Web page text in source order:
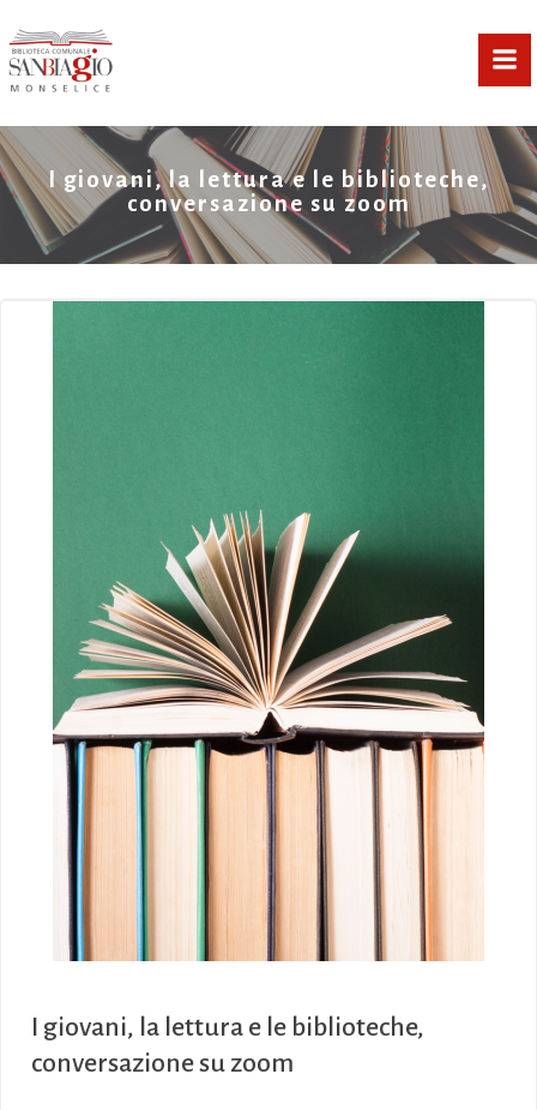
I giovani, la lettura e le biblioteche,
conversazione su zoom
I giovani, la lettura e le biblioteche,
conversazione su zoom